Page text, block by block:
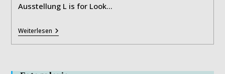
Ausstellung L is for Look…
WeiterlesenL
IS
FOR